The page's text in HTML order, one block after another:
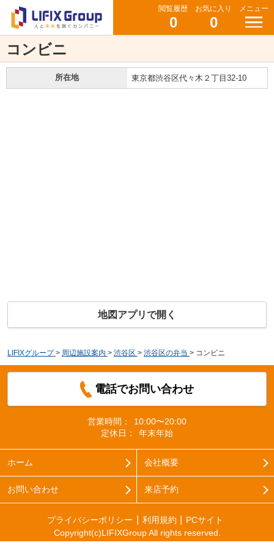
閲覧履歴
0
お気に入り
0
メニュー
コンビニ
所在地 東京都渋谷区代々木２丁目32-10
地図アプリで開く
LIFIXグループ > 周辺施設案内 > 渋谷区 > 渋谷区の弁当 > コンビニ
電話でお問い合わせ
営業時間：
10:00〜20:00
定休日：
年末年始
ホーム 会社概要
お問い合わせ 来店予約
プライバシーポリシー 利用規約
PCサイト
Copyright(c)LIFIXGroup All rights reserved.